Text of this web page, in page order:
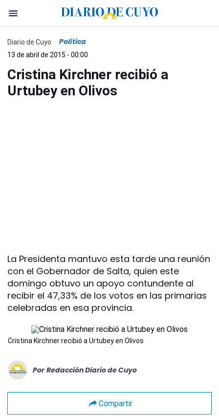
Diario de Cuyo Política
13 de abril de 2015 - 00:00
Cristina Kirchner recibió a
Urtubey en Olivos
La Presidenta mantuvo esta tarde una reunión
con el Gobernador de Salta, quien este
domingo obtuvo un apoyo contundente al
recibir el 47,33% de los votos en las primarias
celebradas en esa provincia.
Cristina Kirchner recibió a Urtubey en Olivos
Por Redacción Diario de Cuyo
Compartir